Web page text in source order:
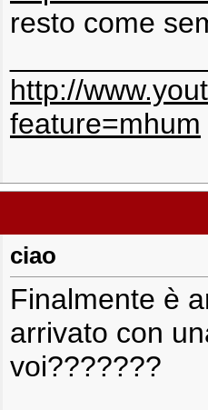
resto come
http://
feature=mhum
ciao
Finalmente è
arrivato con
voi???????